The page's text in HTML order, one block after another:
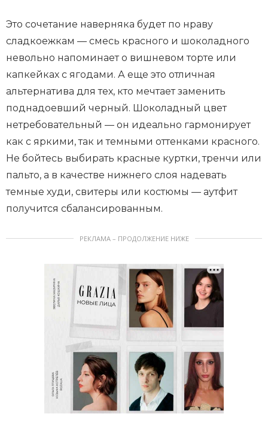
Это сочетание наверняка будет по нраву
сладкоежкам — смесь красного и шоколадного
невольно напоминает о вишневом торте или
капкейках с ягодами. А еще это отличная
альтернатива для тех, кто мечтает заменить
поднадоевший черный. Шоколадный цвет
нетребовательный — он идеально гармонирует
как с яркими, так и темными оттенками красного.
Не бойтесь выбирать красные куртки, тренчи или
пальто, а в качестве нижнего слоя надевать
темные худи, свитеры или костюмы — аутфит
получится сбалансированным.
РЕКЛАМА – ПРОДОЛЖЕНИЕ НИЖЕ